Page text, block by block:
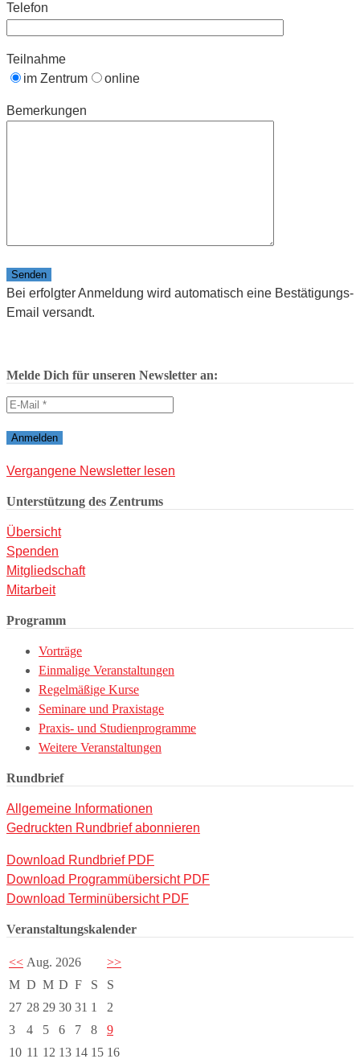
Telefon
Teilnahme
im Zentrum
online
Bemerkungen
Bitte lasse dieses Feld leer.
Bei erfolgter Anmeldung wird automatisch eine Bestätigungs-
Email versandt.
Melde Dich für unseren Newsletter an:
Vergangene Newsletter lesen
Unterstützung des Zentrums
Übersicht
Spenden
Mitgliedschaft
Mitarbeit
Programm
Vorträge
Einmalige Veranstaltungen
Regelmäßige Kurse
Seminare und Praxistage
Praxis- und Studienprogramme
Weitere Veranstaltungen
Rundbrief
Allgemeine Informationen
Gedruckten Rundbrief abonnieren
Download Rundbrief PDF
Download Programmübersicht PDF
Download Terminübersicht PDF
Veranstaltungskalender
<< Aug. 2026
>>
M D M D F S
S
27 28 29 30 31 1
2
3
4 5 6 7 8
9
10 11 12 13 14 15 16